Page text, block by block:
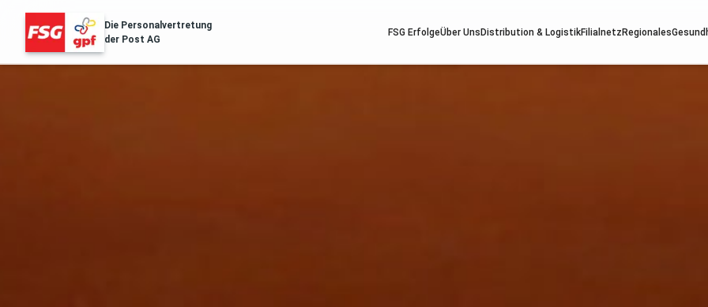
Die Personalvertretung
der Post AG
FSG ErfolgeÜber Uns Distribution & LogistikFilialnetz Regionales